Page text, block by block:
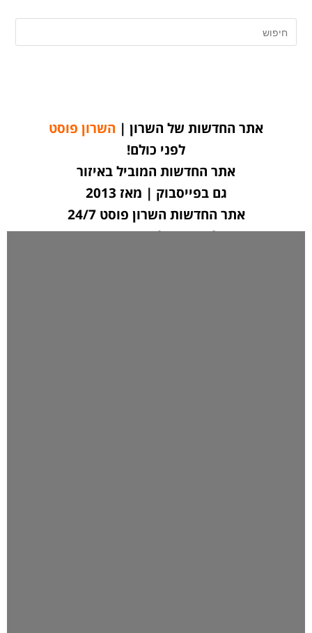
אתר החדשות של השרון | השרון פוסט
לפני כולם!
אתר החדשות המוביל באיזור
גם בפייסבוק | מאז 2013
אתר החדשות השרון פוסט 24/7
לחצו כאן ליצירת קשר